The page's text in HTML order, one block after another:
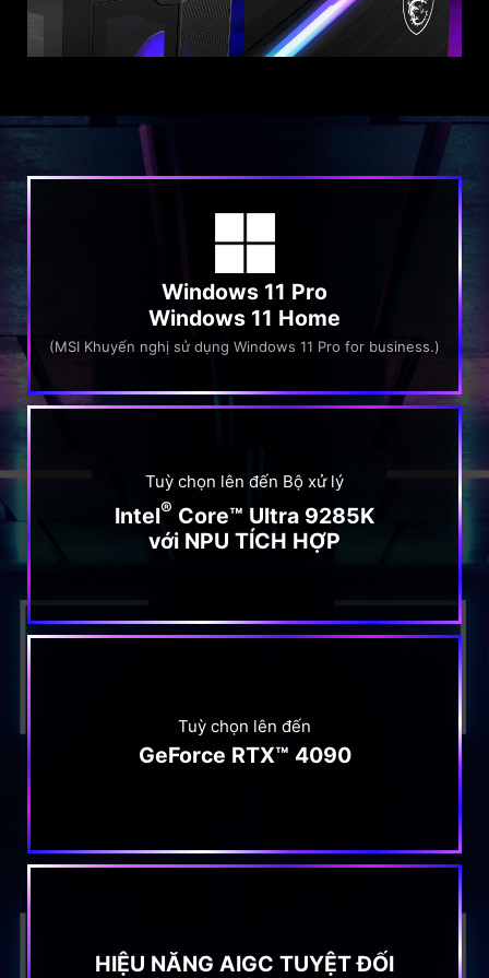
Windows 11 Pro
Windows 11 Home
(MSI Khuyến nghị sử dụng Windows 11 Pro for business.)
Tuỳ chọn lên đến Bộ xử lý
Intel® Core™ Ultra 9285K
với NPU TÍCH HỢP
Tuỳ chọn lên đến
GeForce RTX™ 4090
HIỆU NĂNG AIGC TUYỆT ĐỐI